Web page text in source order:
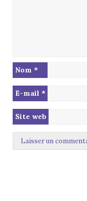
Nom *
E-mail *
Site web